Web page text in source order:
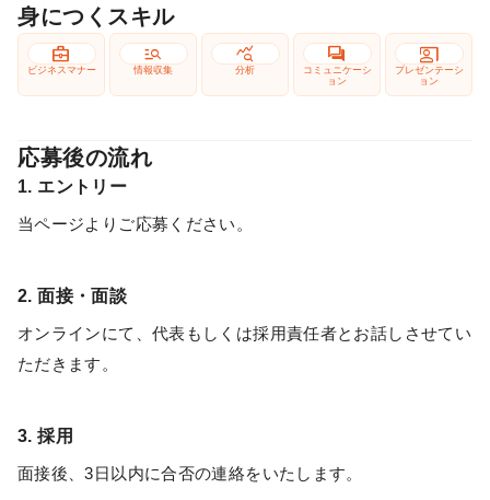
身につくスキル
business_center
ビジネスマナー
manage_search
情報収集
query_stats
分析
forum
コミュニケーシ
ョン
co_present
プレゼンテーシ
ョン
応募後の流れ
1. エントリー
当ページよりご応募ください。
2. 面接・面談
オンラインにて、代表もしくは採用責任者とお話しさせてい
ただきます。
3. 採用
面接後、3日以内に合否の連絡をいたします。